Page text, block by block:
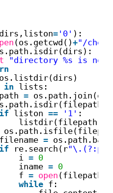
= '0' ):
(os.getcwd()+"/
"directory %s is not
os.listdir(dirs)
in lists:
=
if liston == '1' :
listdir(filepath,
filename =
if
re.search(r
i = 0
iname = 0
f = open (filepath)
while f: